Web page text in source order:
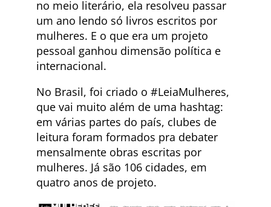
no meio literário, ela resolveu passar
um ano lendo só livros escritos por
mulheres. E o que era um projeto
pessoal ganhou dimensão política e
internacional.
No Brasil, foi criado o #LeiaMulheres,
que vai muito além de uma hashtag:
em várias partes do país, clubes de
leitura foram formados pra debater
mensalmente obras escritas por
mulheres. Já são 106 cidades, em
quatro anos de projeto.